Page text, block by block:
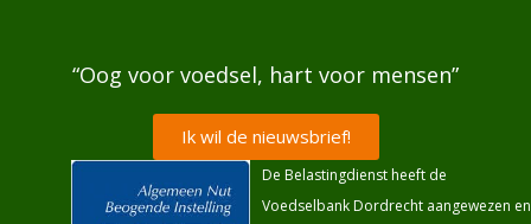
“Oog voor voedsel, hart voor mensen”
Ik wil de nieuwsbrief!
De Belastingdienst heeft de
Voedselbank Dordrecht aangewezen en